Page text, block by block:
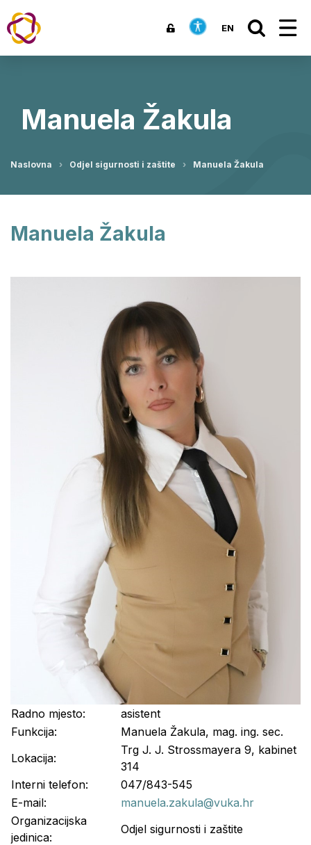
EN
Manuela Žakula
Naslovna Odjel sigurnosti i zaštite Manuela Žakula
Manuela Žakula
Radno mjesto:
asistent
Funkcija:
Manuela Žakula, mag. ing. sec.
Lokacija:
Trg J. J. Strossmayera 9, kabinet
314
Interni telefon:
047/843-545
E-mail:
manuela.zakula@vuka.hr
Organizacijska
jedinica:
Odjel sigurnosti i zaštite